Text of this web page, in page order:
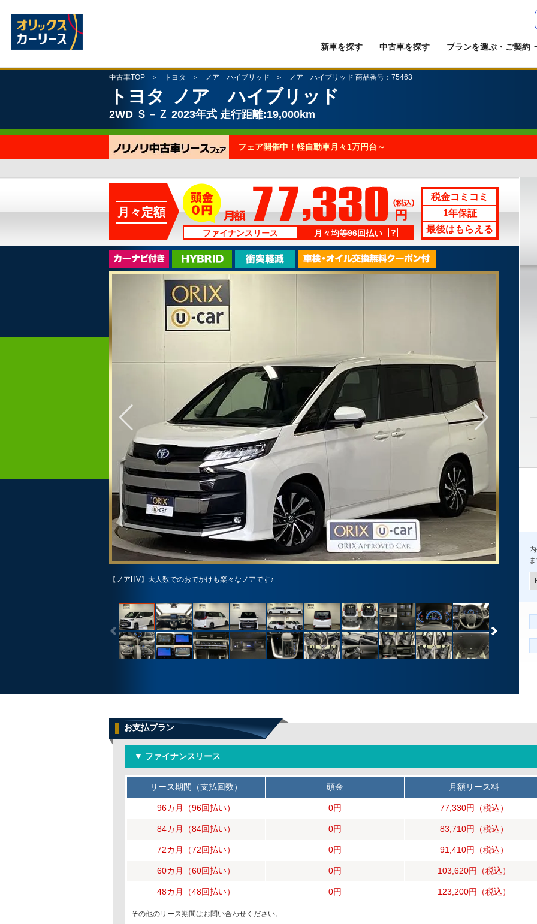
新車を探す 中古車を探す プランを選ぶ・ご契約
中古車TOP トヨタ ノア ハイブリッド ノア ハイブリッド 商品番号：75463
トヨタ ノア ハイブリッド
2WD Ｓ－Ｚ 2023年式 走行距離:19,000km
フェア開催中！軽自動車月々1万円台～
月々定額
ファイナンスリース 月々均等96回払い
税金コミコミ
1年保証
最後はもらえる
【ノアHV】大人数でのおでかけも楽々なノアです♪
お支払プラン
▼ ファイナンスリース
リース期間（支払回数） 頭金 月額リース料
96カ月（96回払い） 0円 77,330円 （税込）
84カ月（84回払い） 0円 83,710円 （税込）
72カ月（72回払い） 0円 91,410円 （税込）
60カ月（60回払い） 0円 103,620円 （税込）
48カ月（48回払い） 0円 123,200円 （税込）
その他のリース期間はお問い合わせください。